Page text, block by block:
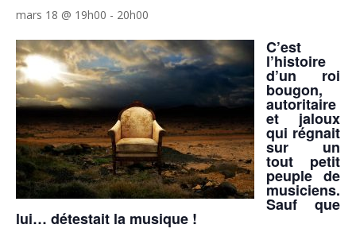
mars 18 @ 19h00 - 20h00
C’est
l’histoire
d’un roi
bougon,
autoritaire
et jaloux
qui régnait
sur un
tout petit
peuple de
musiciens.
Sauf que
lui… détestait la musique !